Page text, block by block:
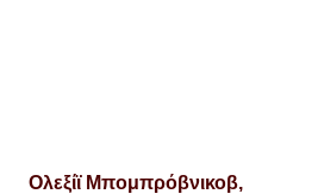
Ολεξίϊ Μπομπρόβνικοβ,